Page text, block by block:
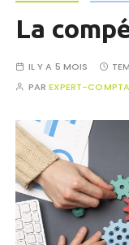
La
IL Y A 5 MOIS
PAREXPERT-